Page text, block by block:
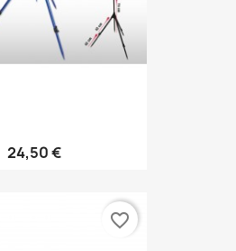
24,50 €
favorite_border